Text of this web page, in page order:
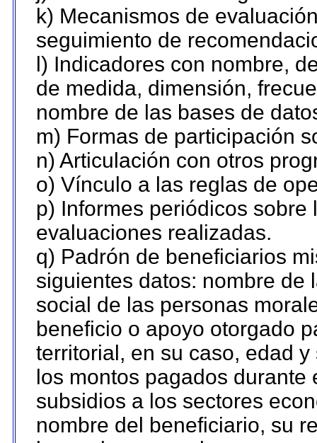
k) Mecanismos de
seguimiento de
l) Indicadores con nombre,
de medida, dimensión,
nombre de las bases de
m) Formas de participación
n) Articulación con otros
o) Vínculo a las reglas de
p) Informes periódicos
evaluaciones realizadas.
q) Padrón de beneficiarios
siguientes datos: nombre de
social de las personas
beneficio o apoyo otorgado
territorial, en su caso, edad
los montos pagados
subsidios a los sectores
nombre del beneficiario, su